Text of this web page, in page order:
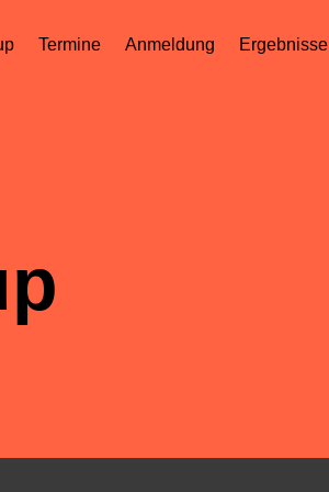
Termine Anmeldung Ergebnisse
Jugendliche
Alles.